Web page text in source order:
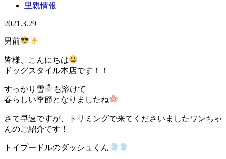
里親情報
2021.3.29
男前
皆様、こんにちは
ドッグスタイル本店です！！
すっかり雪
も溶けて
春らしい季節となりましたね
さて早速ですが、トリミングで来てくださいましたワンちゃ
んのご紹介です！
トイプードルのダッシュくん